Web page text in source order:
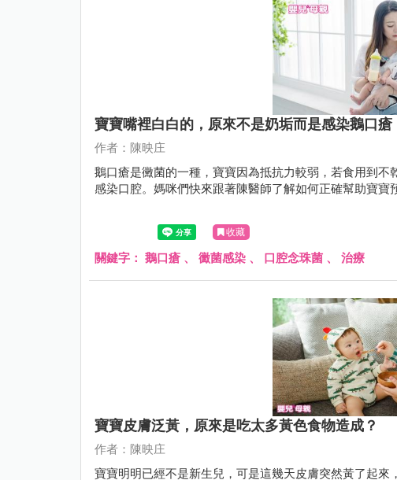
寶寶嘴裡白白的，原來不是奶垢而是感染鵝口瘡
作者：陳映庄
鵝口瘡是黴菌的一種，寶寶因為抵抗力較弱，若食用到
感染口腔。媽咪們快來跟著陳醫師了解如何正確幫助寶寶
收藏
關鍵字： 鵝口瘡 、 黴菌感染 、 口腔念珠菌 、 治療
寶寶皮膚泛黃，原來是吃太多黃色食物造成？
作者：陳映庄
寶寶明明已經不是新生兒，可是這幾天皮膚突然黃了起來